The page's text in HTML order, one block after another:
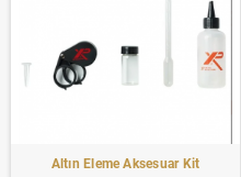
Altın Eleme Aksesuar Kit